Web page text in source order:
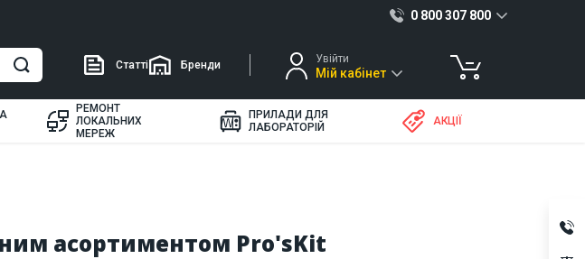
асортиментом Pro'sKit
0 800 307 800
Статті Бренди Увійти
Мій кабінет
РЕМОНТ
ЛОКАЛЬНИХ
МЕРЕЖ
ПРИЛАДИ ДЛЯ
ЛАБОРАТОРІЙ
АКЦІЇ